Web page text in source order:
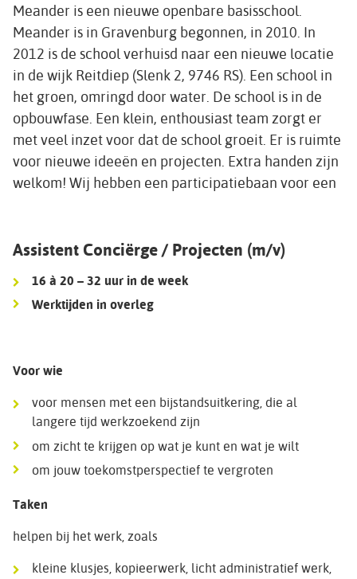
Meander is een nieuwe openbare basisschool.
Meander is in Gravenburg begonnen, in 2010. In
2012 is de school verhuisd naar een nieuwe locatie
in de wijk Reitdiep (Slenk 2, 9746 RS). Een school in
het groen, omringd door water. De school is in de
opbouwfase. Een klein, enthousiast team zorgt er
met veel inzet voor dat de school groeit. Er is ruimte
voor nieuwe ideeën en projecten. Extra handen zijn
welkom! Wij hebben een participatiebaan voor een
Assistent Conciërge / Projecten (m/v)
16 à 20 – 32 uur in de week
Werktijden in overleg
Voor wie
voor mensen met een bijstandsuitkering, die al
langere tijd werkzoekend zijn
om zicht te krijgen op wat je kunt en wat je wilt
om jouw toekomstperspectief te vergroten
Taken
helpen bij het werk, zoals
kleine klusjes, kopieerwerk, licht administratief werk,